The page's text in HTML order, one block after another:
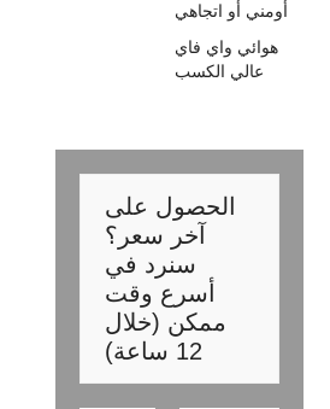
أومني أو اتجاهي
هوائي واي فاي
عالي الكسب
الحصول على
آخر سعر؟
سنرد في
أسرع وقت
ممكن (خلال
12 ساعة)